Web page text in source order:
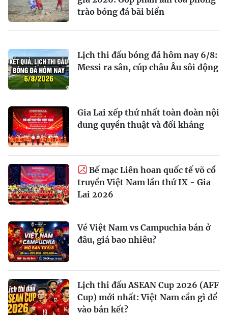
trào bóng đá bãi biển
Lịch thi đấu bóng đá hôm nay 6/8:
Messi ra sân, cúp châu Âu sôi động
Gia Lai xếp thứ nhất toàn đoàn nội
dung quyền thuật và đối kháng
Bế mạc Liên hoan quốc tế võ cổ
truyền Việt Nam lần thứ IX - Gia
Lai 2026
Vé Việt Nam vs Campuchia bán ở
đâu, giá bao nhiêu?
Lịch thi đấu ASEAN Cup 2026 (AFF
Cup) mới nhất: Việt Nam cần gì để
vào bán kết?